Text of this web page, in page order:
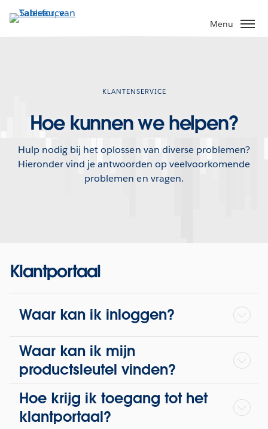
Verder
naar
Menu
KLANTENSERVICE
Hoe kunnen we helpen?
Hulp nodig bij het oplossen van diverse problemen?
Hieronder vind je antwoorden op veelvoorkomende
problemen en vragen.
Klantportaal
Waar kan ik inloggen?
Waar kan ik mijn
productsleutel vinden?
Hoe krijg ik toegang tot het
klantportaal?